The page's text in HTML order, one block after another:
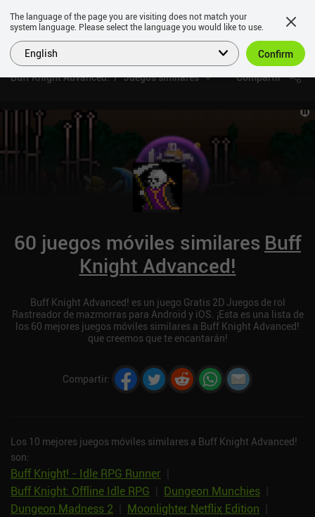
Buff Knight Advanced! Juegos similares Compartir
60 juegos móviles similares Buff
Knight Advanced!
Buff Knight Advanced! es un juego Gratis 2D Juegos de rol
Rastreador de mazmorras para Android y iOS. ¡Esta es una lista de
los 60 mejores juegos móviles similares a Buff Knight Advanced!
que creemos que te encantarán!
Compartir:
Los 10 mejores juegos móviles similares a Buff Knight Advanced!
son:
Buff Knight! - Idle RPG Runner
Buff Knight: Offline Idle RPG
Dungeon Munchies
Dungeon Madness 2
Moonlighter Netflix Edition
The language of the page you are visiting does not match your
system language. Please select the language you would like to use.
English Confirm